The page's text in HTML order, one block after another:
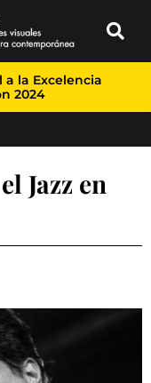
a la Excelencia
2024
Jazz en